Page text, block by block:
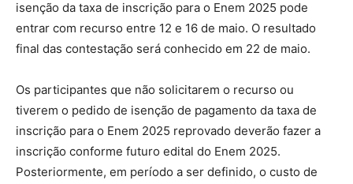
isenção da taxa de inscrição para o Enem 2025 pode
entrar com recurso entre 12 e 16 de maio. O resultado
final das contestação será conhecido em 22 de maio.
Os participantes que não solicitarem o recurso ou
tiverem o pedido de isenção de pagamento da taxa de
inscrição para o Enem 2025 reprovado deverão fazer a
inscrição conforme futuro edital do Enem 2025.
Posteriormente, em período a ser definido, o custo de